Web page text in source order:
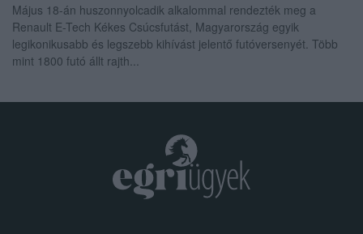
Május 18-án huszonnyolcadik alkalommal rendezték meg a
Renault E-Tech Kékes Csúcsfutást, Magyarország egyik
legikonikusabb és legszebb kihívást jelentő futóversenyét. Több
mint 1800 futó állt rajth...